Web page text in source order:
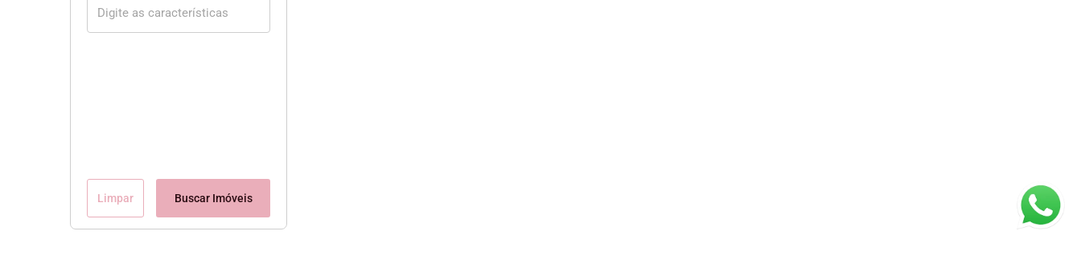
Limpar Buscar Imóveis